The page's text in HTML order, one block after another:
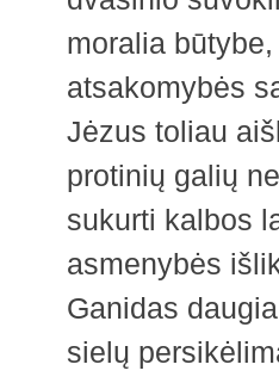
moralia
atsakomybės
Jėzus toliau
protinių galių
sukurti kalbos
asmenybės
Ganidas
sielų